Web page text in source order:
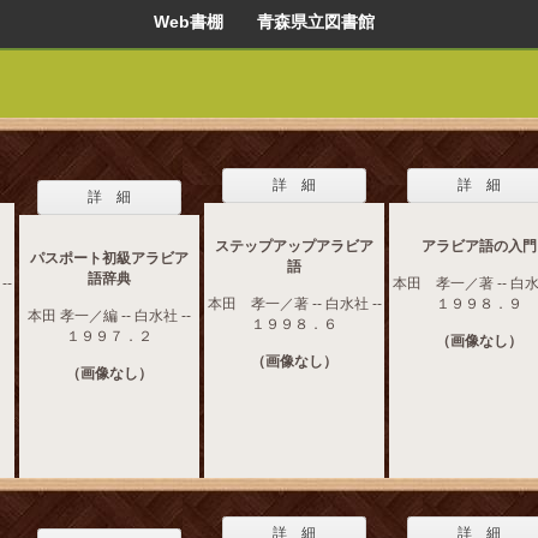
Web書棚 青森県立図書館
詳 細
パスポート初級アラビア
語辞典
本田 孝一／編 -- 白水社 --
１９９７．２
（画像なし）
詳 細
ステップアップアラビア
語
本田 孝一／著 -- 白水社 --
１９９８．６
（画像なし）
詳 細
アラビア語の入門
本田 孝一／著 -- 白
１９９８．９
（画像なし）
詳 細 詳 細